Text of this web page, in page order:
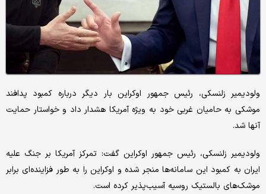
ولودیمیر زلنسکی، رئیس جمهور اوکراین بار دیگر درباره کمبود پدافند
موشکی به حامیان غربی خود به ویژه آمریکا هشدار داد و خواستار حمایت
آنها شد.
ولودیمیر زلنسکی، رئیس جمهور اوکراین گفت: تمرکز آمریکا بر جنگ علیه
ایران به کمبود این سامانه‌ها منجر شده و اوکراین را به طور فزاینده‌ای برابر
موشک‌های بالستیک روسیه آسیب‌پذیر کرده است.